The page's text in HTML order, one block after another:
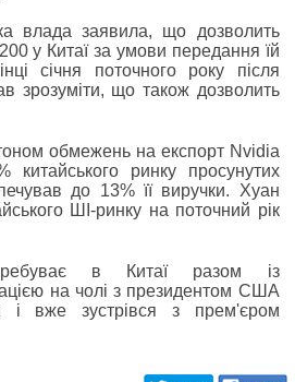
влада заявила, що дозволить
у Китаї за умови передання їй
січня поточного року після
зрозуміти, що також дозволить
обмежень на експорт Nvidia
китайського ринку просунутих
до 13% її виручки. Хуан
ШІ-ринку на поточний рік
в Китаї разом із
на чолі з президентом США
і вже зустрівся з прем'єром